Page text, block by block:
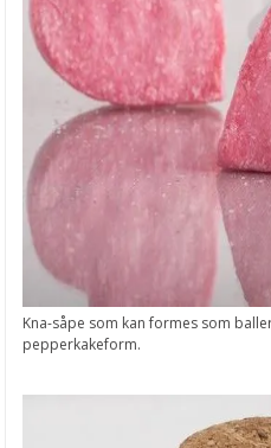
Kna-såpe som kan formes som
pepperkakeform.